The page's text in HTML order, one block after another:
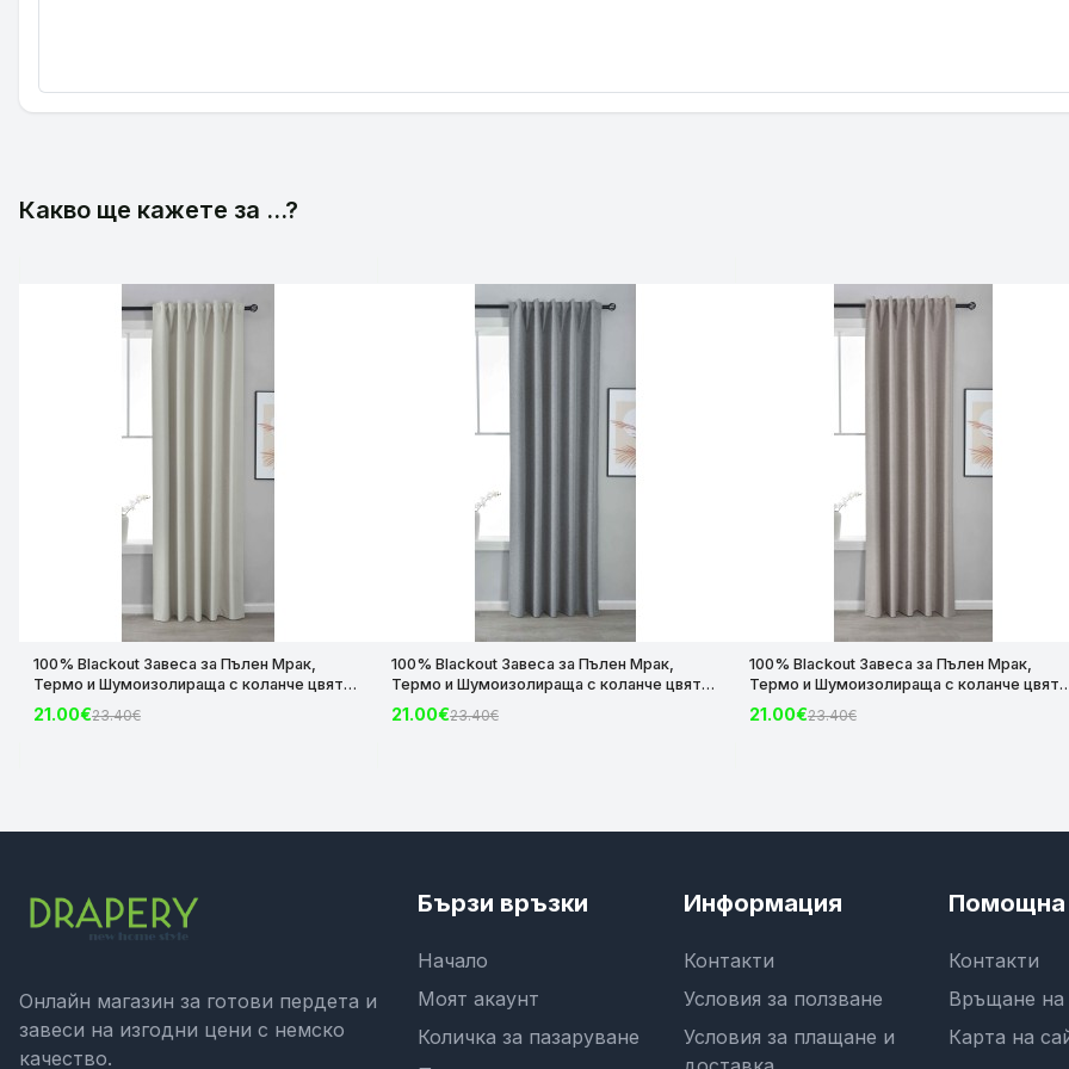
Какво ще кажете за ...?
100% Blackout Завеса за Пълен Мрак,
Термо и Шумоизолираща с коланче цвят
Крем, 175х140 и 245х140 за Релса и Корниз
код-2023600-004
21.00€23.40€
100% Blackout Завеса за Пълен Мрак,
Термо и Шумоизолираща с коланче цвят
Сив, 175х140 и 245х140 за Релса и Корниз
код-2023600-006
21.00€23.40€
100% Blackout Завеса за Пълен Мрак,
Термо и Шумоизолираща с коланче цвят
Таупе, 175х140 и 245х140 за Релса и Корниз
код-2023600-012
21.00€23.40€
Онлайн магазин за готови пердета и
завеси на изгодни цени с немско
качество.
Бързи връзки
Начало
Моят акаунт
Количка за пазаруване
Информация
Контакти
Условия за ползване
Условия за плащане и
Помощна
Контакти
Връщане на
Карта на